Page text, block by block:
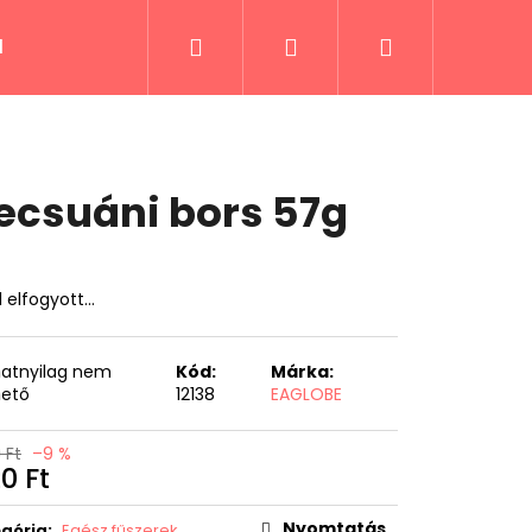
Fűszerek és receptek Italok
Keresés Bejelentkezés
bors 57g
elfogyott…
nem
Kód:
12138
Márka:
EAGLOBE
Ft –9 %
Ft